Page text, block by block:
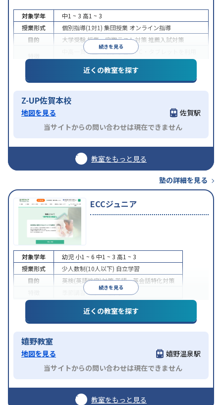
続きを見る
対象学年 中1 ~ 3 高1 ~ 3
授業形式
個別指導(1対1) 集団授業 オンライン指導
目的
大学受験授業・定期テスト対策推薦入試対策
中高一貫校生に対応学習にPC・タブレットを利用
オンライン対応
近くの教室を探す
Z-UP佐賀本校
地図を見る
佐賀駅
当サイトからの問い合わせは現在できません
教室をもっと見る
塾の詳細を見る
ECCジュニア
続きを見る
対象学年 幼児 小1 ~ 6 中1 ~ 3 高1 ~ 3
授業形式
少人数制(10人以下) 自立学習
目的
英検(英語検定)対策英語・英会話特化対策
季節講習のみの受講可
近くの教室を探す
嬉野教室
地図を見る
嬉野温泉駅
当サイトからの問い合わせは現在できません
教室をもっと見る